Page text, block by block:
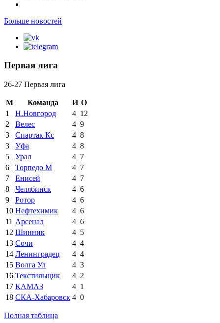
Больше новостей
Первая лига
26-27 Первая лига
М Команда И О
1
Н.Новгород 4 12
2
Велес 4 9
3
Спартак Кс 4 8
3
Уфа 4 8
5
Урал 4 7
6
Торпедо М 4 7
7
Енисей 4 7
8
Челябинск 4 6
9
Ротор 4 6
10 Нефтехимик 4 6
11 Арсенал 4 6
12 Шинник 4 5
13 Сочи 4 4
14 Ленинградец 4 4
15 Волга Ул 4 3
16 Текстильщик 4 2
17 КАМАЗ 4 1
18 СКА-Хабаровск 4 0
Полная таблица